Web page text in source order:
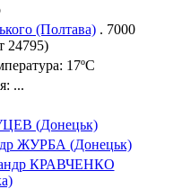
(Полтава) . 7000
24795)
17ºC
...
(Донецьк)
ЖУРБА (Донецьк)
КРАВЧЕНКО